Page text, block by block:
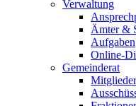
Verwaltung
Ämter &
Aufgaben
Online-
Gemeinderat
Mitglieder